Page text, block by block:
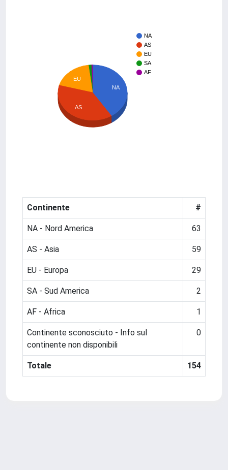
NA
AS
EU
SA
AF
NA
EU
AS
Continente #
NA - Nord America 63
AS - Asia 59
EU - Europa 29
SA - Sud America 2
AF - Africa 1
Continente sconosciuto - Info sul
continente non disponibili
0
Totale 154